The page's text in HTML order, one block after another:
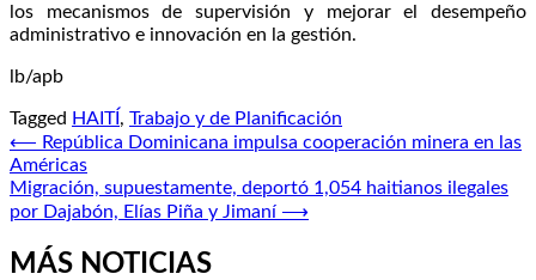
los mecanismos de supervisión y mejorar el desempeño
administrativo e innovación en la gestión.
lb/apb
Tagged HAITÍ , Trabajo y de Planificación
Navegación
de
entradas
⟵ República Dominicana impulsa cooperación minera en las
Américas
Migración, supuestamente, deportó 1,054 haitianos ilegales
por Dajabón, Elías Piña y Jimaní ⟶
MÁS NOTICIAS